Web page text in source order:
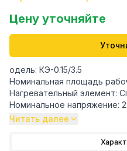
Цену уточняйте
одель: КЭ-0.15/3.5
Номинальная площадь
Нагревательный элемент:
Номинальное напряжение:
Число нагревательных
Рабочая температура
Читать далее